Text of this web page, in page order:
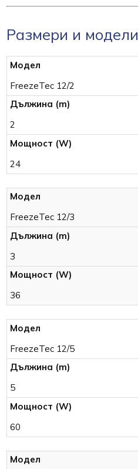
Размери и модели
FreezeTec 12/2
2
24
FreezeTec 12/3
3
36
FreezeTec 12/5
5
60